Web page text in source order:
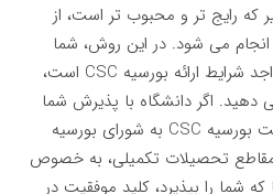
که رایج تر و محبوب تر است، از
می شود. در این روش، شما
مستقیماً برای دانشگاهی که واجد شرایط ارائه بورسیه CSC است،
اگر دانشگاه با پذیرش شما
موافقت کند، شما را برای دریافت بورسیه CSC به شورای بورسیه
تحصیلات تکمیلی، به خصوص
شما را بپذیرد، کلید موفقیت در